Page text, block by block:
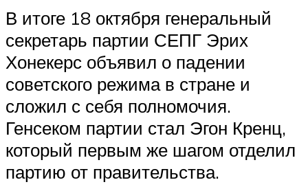
В итоге 18 октября генеральный
секретарь партии СЕПГ Эрих
Хонекерс объявил о падении
советского режима в стране и
сложил с себя полномочия.
Генсеком партии стал Эгон Кренц,
который первым же шагом отделил
партию от правительства.